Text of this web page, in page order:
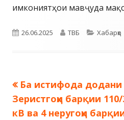
имкониятҳои мавҷуда
Опубликовано
26.06.2025 Автор
ТВБ Рубрики
Хабарҳо
Навигация
по
Предыдущая
запись:
Ба истифода додани
Зеристгоҳи барқии
кВ ва 4 неругоҳи